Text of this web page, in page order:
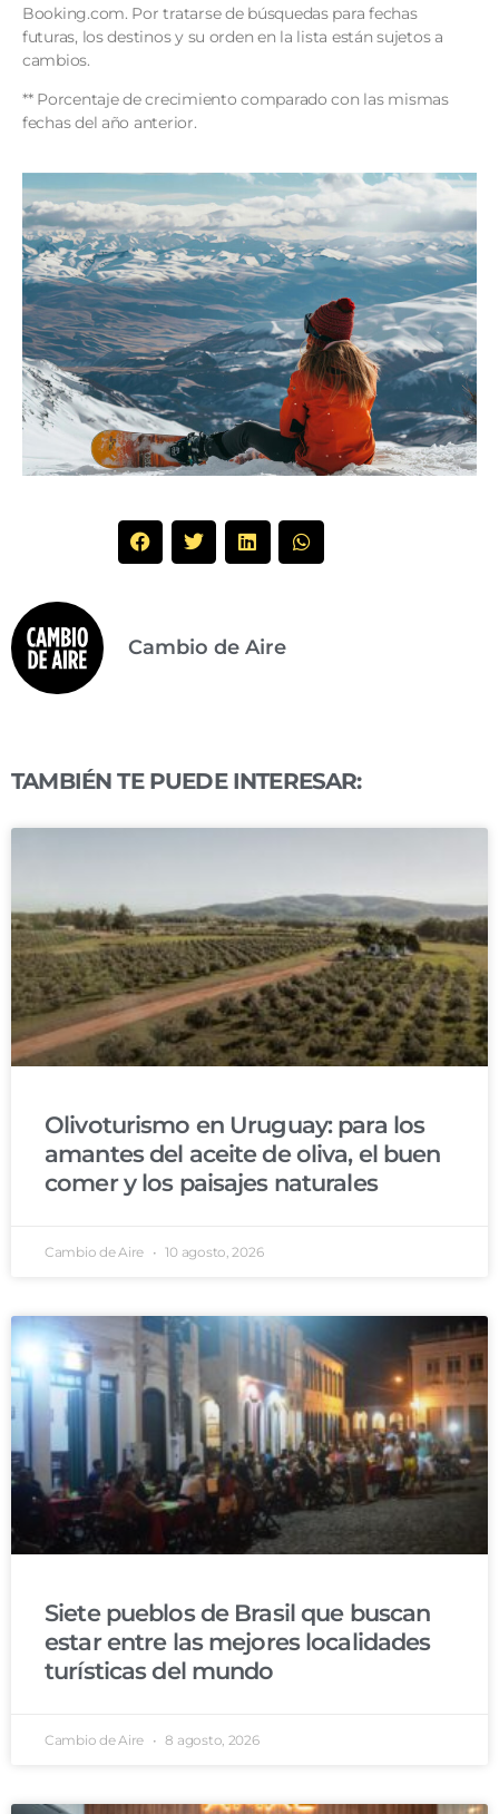
Booking.com. Por tratarse de búsquedas para fechas
futuras, los destinos y su orden en la lista están sujetos a
cambios.
** Porcentaje de crecimiento comparado con las mismas
fechas del año anterior.
Cambio de Aire
TAMBIÉN TE PUEDE INTERESAR:
Olivoturismo en Uruguay: para los
amantes del aceite de oliva, el buen
comer y los paisajes naturales
Cambio de Aire 10 agosto, 2026
Siete pueblos de Brasil que buscan
estar entre las mejores localidades
turísticas del mundo
Cambio de Aire 8 agosto, 2026